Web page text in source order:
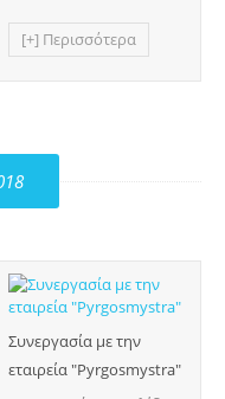
[+] Περισσότερα
Συνεργασία με την
εταιρεία "Pyrgosmystra"